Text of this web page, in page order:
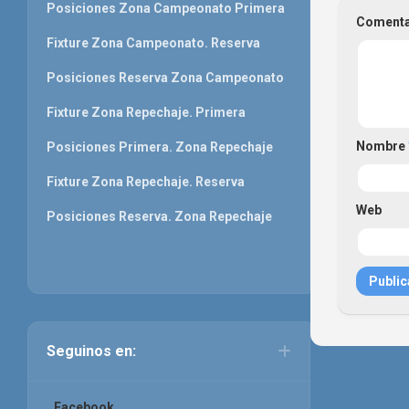
Nombre
Web
Posiciones Zona Campeonato Primera
Fixture Zona Campeonato. Reserva
Posiciones Reserva Zona Campeonato
Fixture Zona Repechaje. Primera
Posiciones Primera. Zona Repechaje
Fixture Zona Repechaje. Reserva
Posiciones Reserva. Zona Repechaje
Seguinos en: